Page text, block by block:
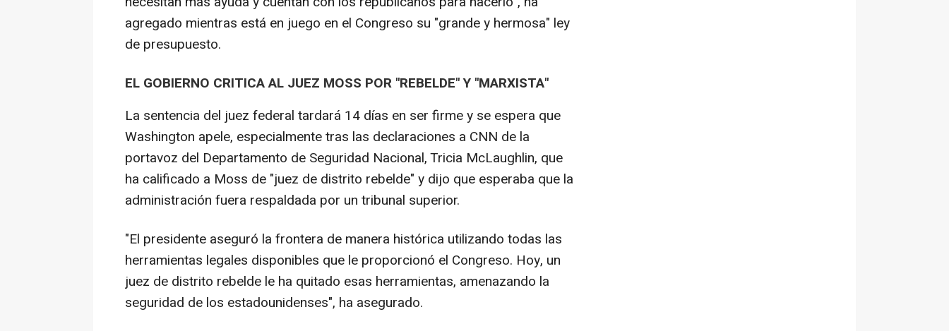
agregado mientras está en juego en el Congreso su "grande y hermosa" ley
de presupuesto.
EL GOBIERNO CRITICA AL JUEZ MOSS POR "REBELDE" Y "MARXISTA"
La sentencia del juez federal tardará 14 días en ser firme y se espera que
Washington apele, especialmente tras las declaraciones a CNN de la
portavoz del Departamento de Seguridad Nacional, Tricia McLaughlin, que
ha calificado a Moss de "juez de distrito rebelde" y dijo que esperaba que la
administración fuera respaldada por un tribunal superior.
"El presidente aseguró la frontera de manera histórica utilizando todas las
herramientas legales disponibles que le proporcionó el Congreso. Hoy, un
juez de distrito rebelde le ha quitado esas herramientas, amenazando la
seguridad de los estadounidenses", ha asegurado.